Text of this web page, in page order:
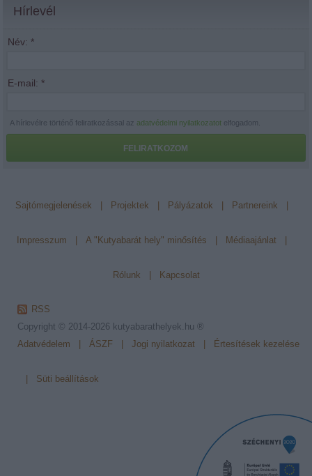
Hírlevél
Név: *
E-mail: *
A hírlevélre történő feliratkozással azadatvédelmi nyilatkozatot elfogadom.
FELIRATKOZOM
Sajtómegjelenések Projektek Pályázatok Partnereink
Impresszum A "Kutyabarát hely" minősítés Médiaajánlat
Rólunk Kapcsolat
RSS
Copyright © 2014-2026 kutyabarathelyek.hu ®
Adatvédelem
ÁSZF Jogi nyilatkozat Értesítések kezelése
Süti beállítások